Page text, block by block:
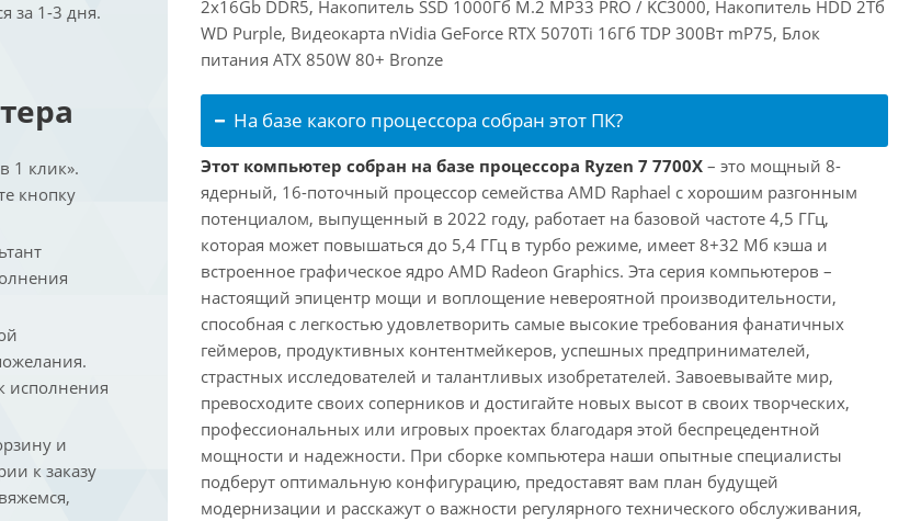
за 1-3 дня.
1 клик».
кнопку
исполнения
и
к заказу
2x16Gb DDR5, Накопитель SSD 1000Гб M.2 MP33 PRO / KC3000, Накопитель HDD 2Тб
WD Purple, Видеокарта nVidia GeForce RTX 5070Ti 16Гб TDP 300Вт mP75, Блок
питания ATX 850W 80+ Bronze
На базе какого процессора собран этот ПК?
Этот компьютер собран на базе процессора Ryzen 7 7700X – это мощный 8-
ядерный, 16-поточный процессор семейства AMD Raphael с хорошим разгонным
потенциалом, выпущенный в 2022 году, работает на базовой частоте 4,5 ГГц,
которая может повышаться до 5,4 ГГц в турбо режиме, имеет 8+32 Мб кэша и
встроенное графическое ядро AMD Radeon Graphics. Эта серия компьютеров –
настоящий эпицентр мощи и воплощение невероятной производительности,
способная с легкостью удовлетворить самые высокие требования фанатичных
геймеров, продуктивных контентмейкеров, успешных предпринимателей,
страстных исследователей и талантливых изобретателей. Завоевывайте мир,
превосходите своих соперников и достигайте новых высот в своих творческих,
профессиональных или игровых проектах благодаря этой беспрецедентной
мощности и надежности. При сборке компьютера наши опытные специалисты
подберут оптимальную конфигурацию, предоставят вам план будущей
модернизации и расскажут о важности регулярного технического обслуживания,